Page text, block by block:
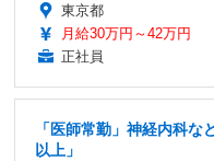
東京都
月給30万円～42万円
正社員
「医師常勤」神経内科
以上」